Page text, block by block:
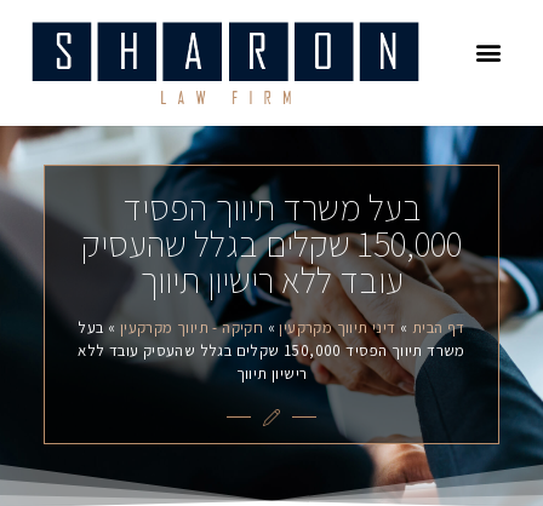
בעל משרד תיווך הפסיד
150,000 שקלים בגלל שהעסיק
עובד ללא רישיון תיווך
דף הבית » דיני תיווך מקרקעין» חקיקה - תיווך מקרקעין »בעל
משרד תיווך הפסיד 150,000 שקלים בגלל שהעסיק עובד ללא
רישיון תיווך